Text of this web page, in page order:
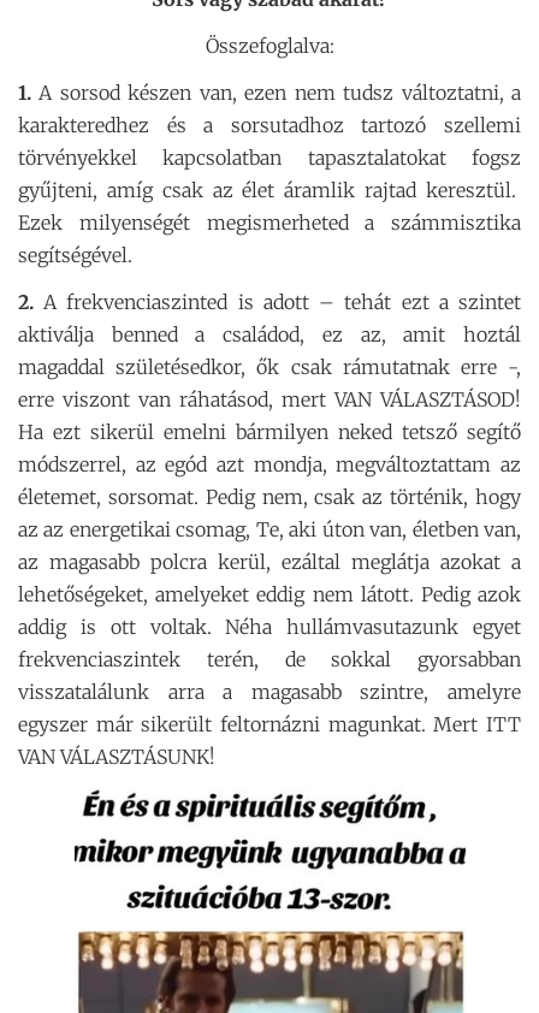
Összefoglalva:
1. A sorsod készen van, ezen nem tudsz változtatni, a
karakteredhez és a sorsutadhoz tartozó szellemi
törvényekkel kapcsolatban tapasztalatokat fogsz
gyűjteni, amíg csak az élet áramlik rajtad keresztül.
Ezek milyenségét megismerheted a számmisztika
segítségével.
2. A frekvenciaszinted is adott – tehát ezt a szintet
aktiválja benned a családod, ez az, amit hoztál
magaddal születésedkor, ők csak rámutatnak erre -,
erre viszont van ráhatásod, mert VAN VÁLASZTÁSOD!
Ha ezt sikerül emelni bármilyen neked tetsző segítő
módszerrel, az egód azt mondja, megváltoztattam az
életemet, sorsomat. Pedig nem, csak az történik, hogy
az az energetikai csomag, Te, aki úton van, életben van,
az magasabb polcra kerül, ezáltal meglátja azokat a
lehetőségeket, amelyeket eddig nem látott. Pedig azok
addig is ott voltak. Néha hullámvasutazunk egyet
frekvenciaszintek terén, de sokkal gyorsabban
visszatalálunk arra a magasabb szintre, amelyre
egyszer már sikerült feltornázni magunkat. Mert ITT
VAN VÁLASZTÁSUNK!